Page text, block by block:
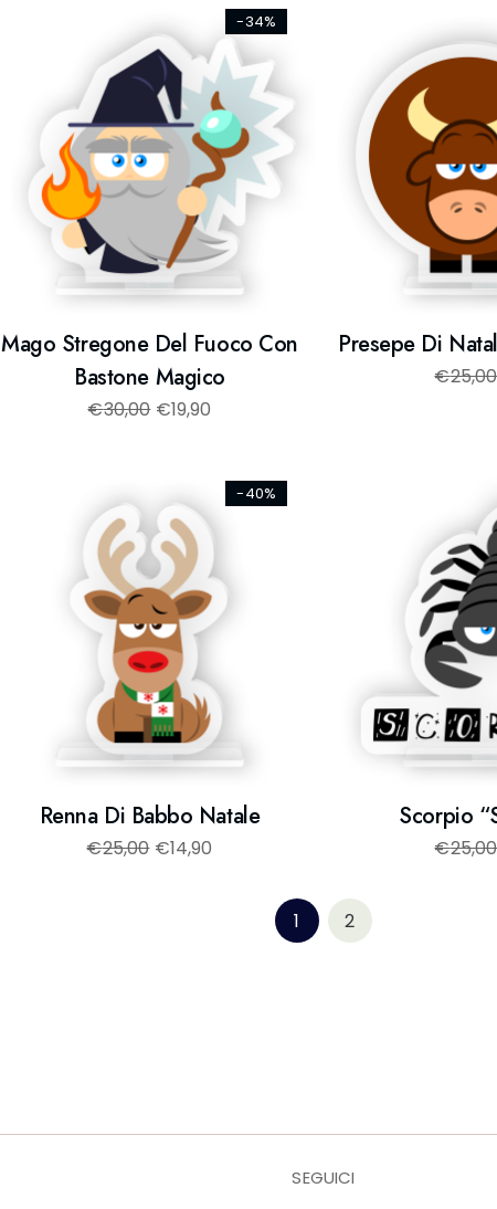
-34%
Mago Stregone Del Fuoco Con
Bastone Magico
€30,00 €19,90
Presepe Di
€25,00
-40%
Renna Di Babbo Natale
€25,00 €14,90
Scorpio
€25,00
1 2
SEGUICI